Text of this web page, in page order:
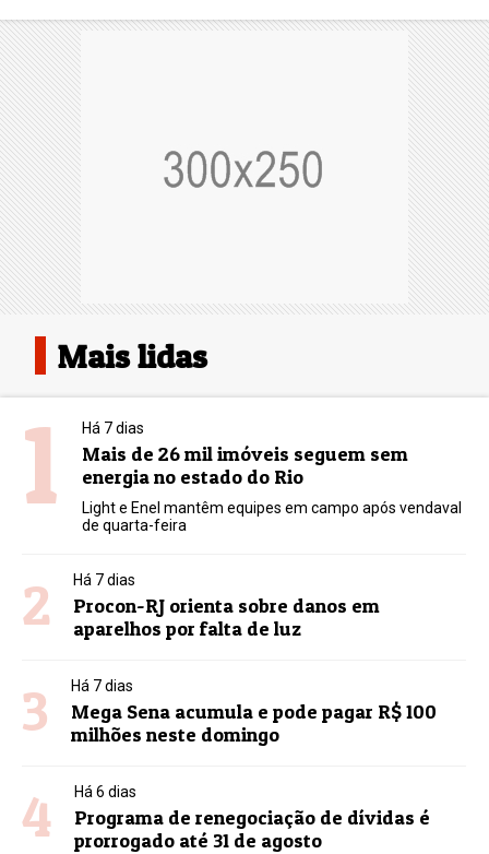
Mais lidas
1 Há 7 dias
Mais de 26 mil imóveis seguem sem
energia no estado do Rio
Light e Enel mantêm equipes em campo após vendaval
de quarta-feira
2 Há 7 dias
Procon-RJ orienta sobre danos em
aparelhos por falta de luz
3 Há 7 dias
Mega Sena acumula e pode pagar R$ 100
milhões neste domingo
4 Há 6 dias
Programa de renegociação de dívidas é
prorrogado até 31 de agosto